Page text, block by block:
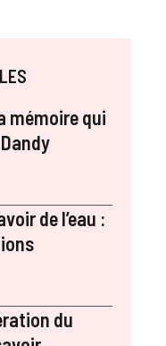
mémoire qui
de l’eau :
du